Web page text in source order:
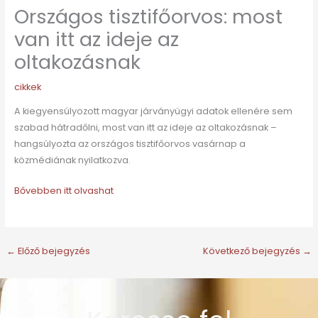
Országos tisztifőorvos: most
van itt az ideje az
oltakozásnak
cikkek
A kiegyensúlyozott magyar járványügyi adatok ellenére sem
szabad hátradőlni, most van itt az ideje az oltakozásnak –
hangsúlyozta az országos tisztifőorvos vasárnap a
közmédiának nyilatkozva.
Bővebben itt olvashat
← Előző bejegyzés Következő bejegyzés →